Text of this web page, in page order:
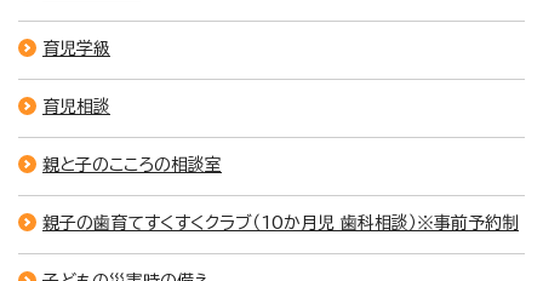
育児学級
育児相談
親と子のこころの相談室
親子の歯育てすくすくクラブ（10か月児 歯科相談）※事前予約制